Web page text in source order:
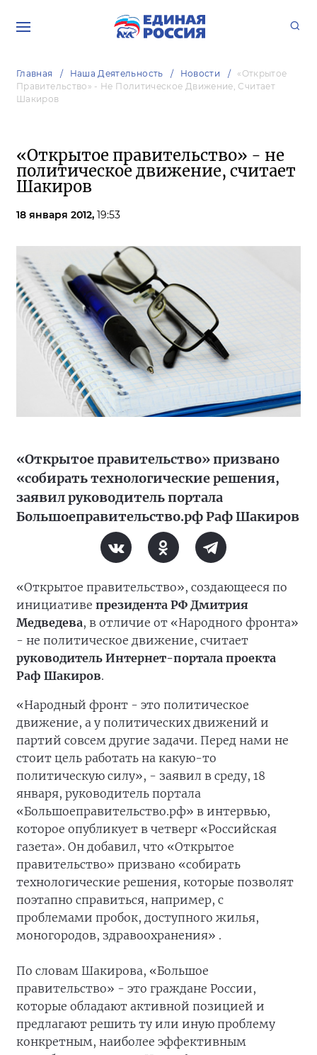
Главная Наша Деятельность Новости
«Открытое
Правительство» - Не Политическое Движение, Считает
Шакиров
«Открытое правительство» - не
политическое движение, считает
Шакиров
18 января 2012, 19:53
«Открытое правительство» призвано
«собирать технологические решения,
заявил руководитель портала
Большоеправительство.рф Раф Шакиров
«Открытое правительство», создающееся по
инициативе президента РФ Дмитрия
Медведева, в отличие от «Народного фронта»
- не политическое движение, считает
руководитель Интернет-портала проекта
Раф Шакиров.
«Народный фронт - это политическое
движение, а у политических движений и
партий совсем другие задачи. Перед нами не
стоит цель работать на какую-то
политическую силу», - заявил в среду, 18
января, руководитель портала
«Большоеправительство.рф» в интервью,
которое опубликует в четверг «Российская
газета». Он добавил, что «Открытое
правительство» призвано «собирать
технологические решения, которые позволят
поэтапно справиться, например, с
проблемами пробок, доступного жилья,
моногородов, здравоохранения» .
По словам Шакирова, «Большое
правительство» - это граждане России,
которые обладают активной позицией и
предлагают решить ту или иную проблему
конкретным, наиболее эффективным